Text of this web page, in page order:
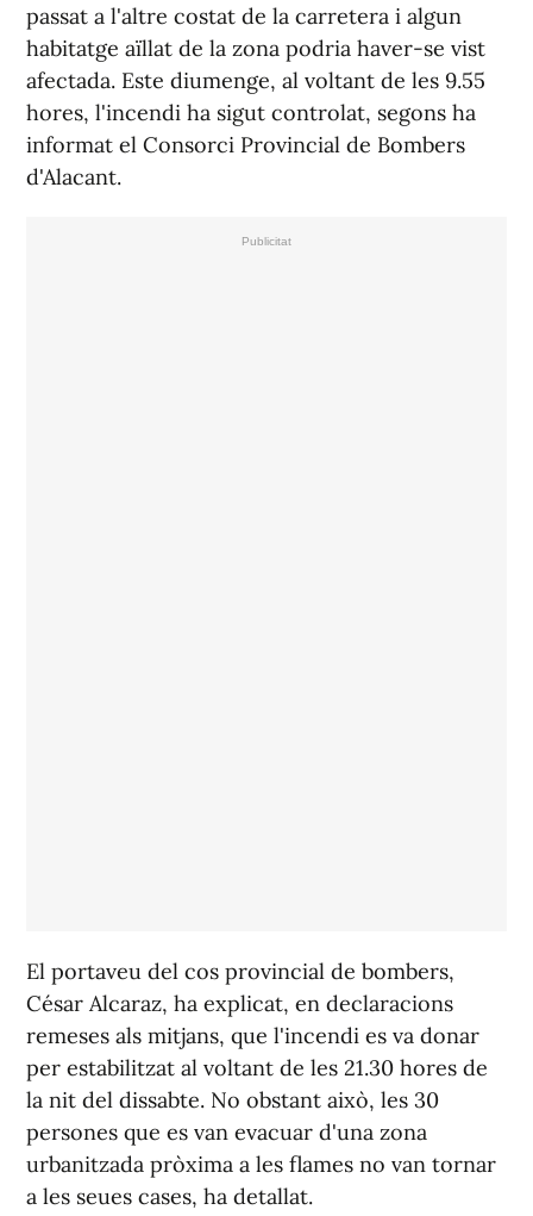
passat a l'altre costat de la carretera i algun
habitatge aïllat de la zona podria haver-se vist
afectada. Este diumenge, al voltant de les 9.55
hores, l'incendi ha sigut controlat, segons ha
informat el Consorci Provincial de Bombers
d'Alacant.
El portaveu del cos provincial de bombers,
César Alcaraz, ha explicat, en declaracions
remeses als mitjans, que l'incendi es va donar
per estabilitzat al voltant de les 21.30 hores de
la nit del dissabte. No obstant això, les 30
persones que es van evacuar d'una zona
urbanitzada pròxima a les flames no van tornar
a les seues cases, ha detallat.